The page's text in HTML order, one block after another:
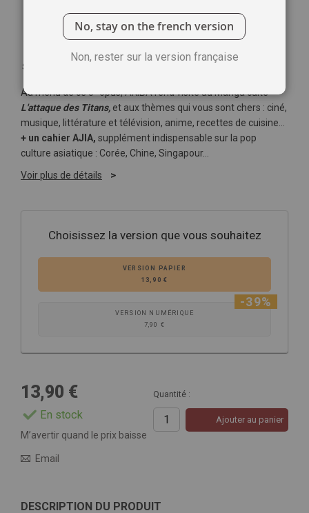
Soyez le premier à commenter ce produit
Au menu de ce 5 opus, AKIBA rend visite au Manga culte
L'attaque des Titans, et aux thèmes qui vous sont chers : ciné,
musique, littérature et télévision, anime, recettes de cuisine…
+ un cahier AJIA, supplément indispensable sur la pop
culture asiatique : Corée, Chine, Singapour…
Voir plus de détails
Choisissez la version que vous souhaitez
VERSION PAPIER
13,90 €
VERSION NUMÉRIQUE
7,90 €
-39%
13,90 €
En stock
Quantité :
Ajouter au panier
M’avertir quand le prix baisse
Email
DESCRIPTION DU PRODUIT
No, stay on the french version
Non, rester sur la version française